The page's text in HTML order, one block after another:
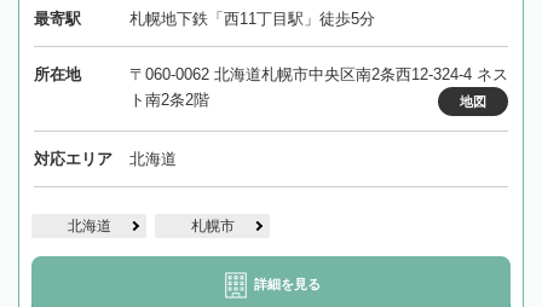
最寄駅 札幌地下鉄「西11丁目駅」徒歩5分
所在地
〒060-0062 北海道札幌市中央区南2条西12-324-4 ネス
ト南2条2階
地図
対応エリア 北海道
北海道 札幌市
詳細を見る